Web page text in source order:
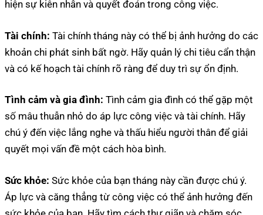
hiện sự kiên nhẫn và quyết đoán trong công việc.
Tài chính: Tài chính tháng này có thể bị ảnh hưởng do các
khoản chi phát sinh bất ngờ. Hãy quản lý chi tiêu cẩn thận
và có kế hoạch tài chính rõ ràng để duy trì sự ổn định.
Tình cảm và gia đình: Tình cảm gia đình có thể gặp một
số mâu thuẫn nhỏ do áp lực công việc và tài chính. Hãy
chú ý đến việc lắng nghe và thấu hiểu người thân để giải
quyết mọi vấn đề một cách hòa bình.
Sức khỏe: Sức khỏe của bạn tháng này cần được chú ý.
Áp lực và căng thẳng từ công việc có thể ảnh hưởng đến